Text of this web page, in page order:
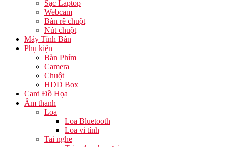
Sạc Laptop
Webcam
Bàn rê chuột
Nút chuột
Máy Tính Bàn
Phụ kiện
Bàn Phím
Camera
Chuột
HDD Box
Card Đồ Họa
Âm thanh
Loa
Loa Bluetooth
Loa vi tính
Tai nghe